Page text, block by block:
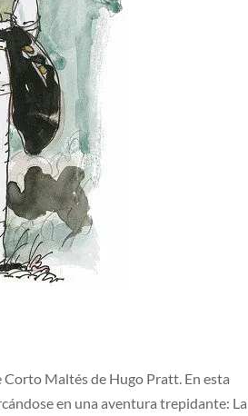
Maltés de Hugo Pratt. En esta
en una aventura trepidante: La